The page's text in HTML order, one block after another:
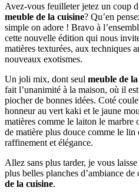
Avez-vous feuilleter jetez un coup
meuble de la cuisine? Qu’en
simple on adore ! Bravo à
cette nouvelle édition qui nous
matières texturées, aux techniques
nouveaux exotismes.
Un joli mix, dont seul meuble de
fait l’unanimité à la maison, où il
piocher de bonnes idées. Coté
honneur au vert kaki et le jaune
matières comme le laiton le marbre
de matière plus douce comme le
raffinement et élégance.
Allez sans plus tarder, je vous
plus belles planches d’ambiance
de la cuisine.